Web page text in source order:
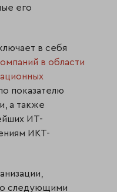
его
в себя
в области
показателю
а также
ИТ-
ИКТ-
следующими